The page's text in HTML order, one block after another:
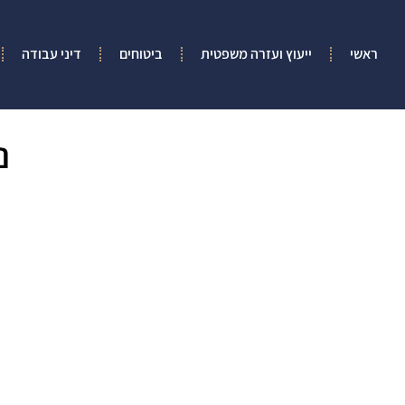
ראשי ייעוץ ועזרה משפטית ביטוחים דיני עבודה